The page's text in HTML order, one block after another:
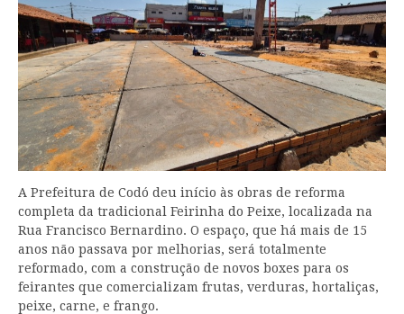
A Prefeitura de Codó deu início às obras de reforma
completa da tradicional Feirinha do Peixe, localizada na
Rua Francisco Bernardino. O espaço, que há mais de 15
anos não passava por melhorias, será totalmente
reformado, com a construção de novos boxes para os
feirantes que comercializam frutas, verduras, hortaliças,
peixe, carne, e frango.